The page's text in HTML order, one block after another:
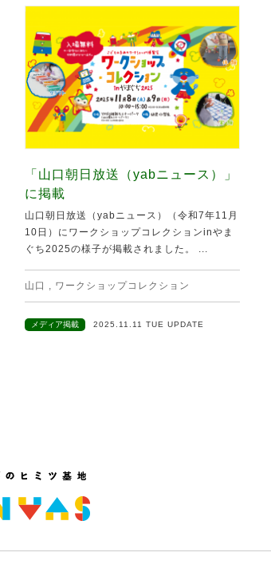
「山口朝日放送（yabニュース）」
に掲載
山口朝日放送（yabニュース）（令和7年11月
10日）にワークショップコレクションinやま
ぐち2025の様子が掲載されました。 ...
山口 , ワークショップコレクション
メディア掲載 2025.11.11 TUE UPDATE